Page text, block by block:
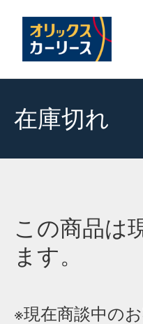
在庫切れ
この商品は
ます。
※現在商談中の